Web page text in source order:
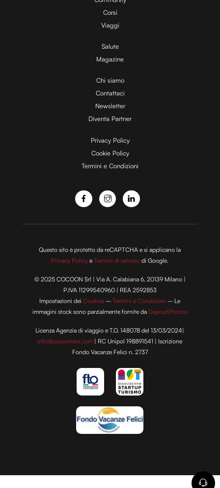
Corsi
Viaggi
Salute
Magazine
Chi siamo
Contattaci
Newsletter
Diventa Partner
Privacy Policy
Cookie Policy
Termini e Condizioni
Questo sito è protetto da reCAPTCHA e si applicano la
Privacy Policy eTermini di servizio di Google.
© 2025 COCOON Srl | Via A. Calabiana 6, 20139 Milano |
P.IVA 11299540960 | REA 2592853
Impostazioni deiCookies –Termini e Condizioni – Le
immagini stock sono parzialmente fornite da DepositPhotos
Licenza Agenzia di viaggio e T.O. 148078 del 13/03/2024|
info@cocooners.com | RC Unipol 198891541 | Iscrizione
Fondo Vacanze Felici n. 2737